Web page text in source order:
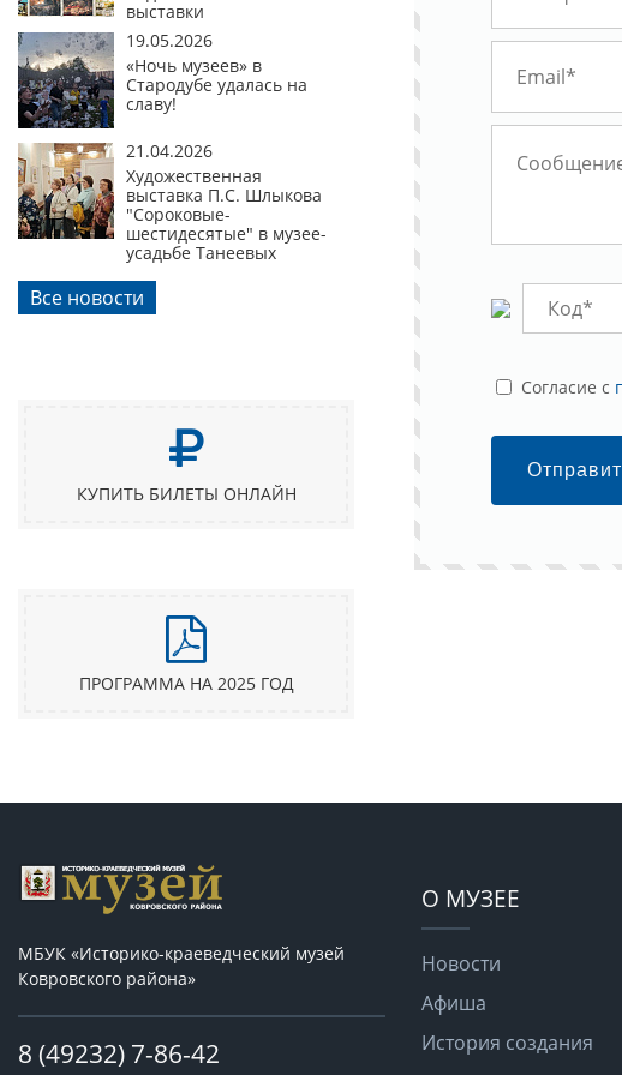
выставки
19.05.2026
«Ночь музеев» в
Стародубе удалась на
славу!
21.04.2026
Художественная
выставка П.С. Шлыкова
"Сороковые-
шестидесятые" в музее-
усадьбе Танеевых
Все новости
КУПИТЬ БИЛЕТЫ ОНЛАЙН
ПРОГРАММА НА 2025 ГОД
Cогласие с
МБУК «Историко-краеведческий музей
Ковровского района»
8 (49232) 7-86-42
О МУЗЕЕ
Новости
Афиша
История создания